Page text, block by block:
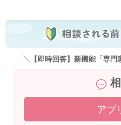
＼【即時回答】新機能「専
アプ